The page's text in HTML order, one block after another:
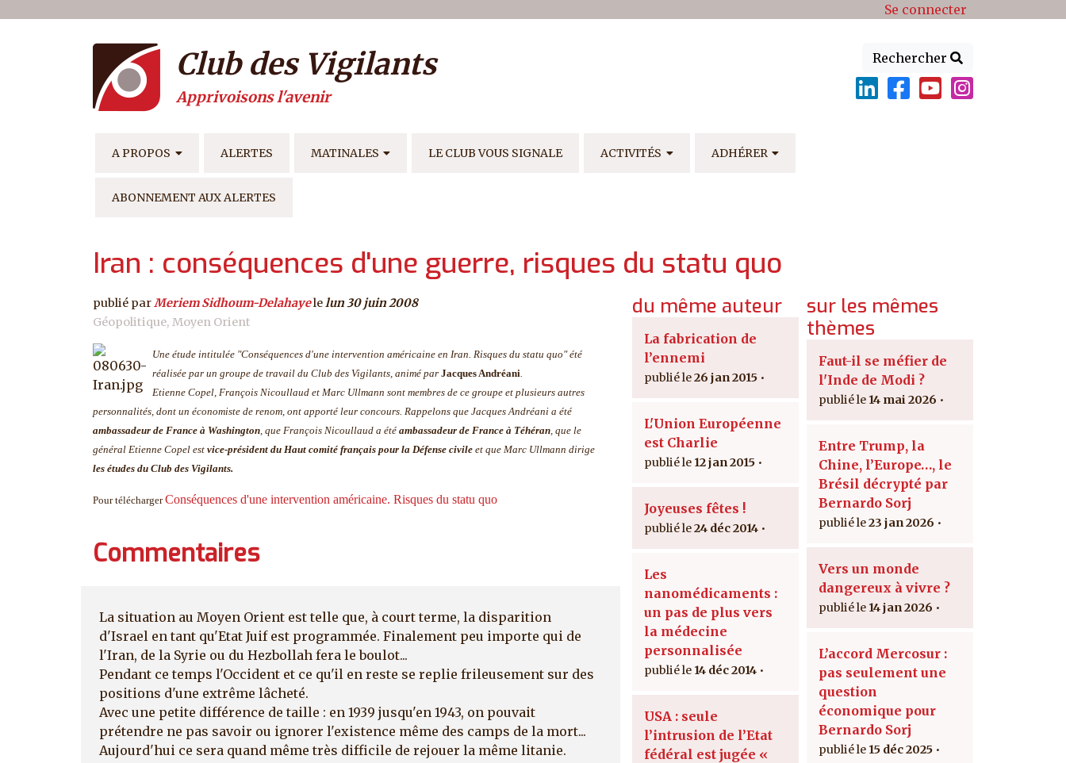
Menu du compte de l'utilisateur Se connecter
Rechercher
Club des Vigilants
Apprivoisons l'avenir
NAVIGATION PRINCIPALE
A PROPOS ALERTES MATINALES LE CLUB VOUS SIGNALE ACTIVITÉS ADHÉRER
ABONNEMENT AUX ALERTES
Iran : conséquences d'une guerre, risques du statu quo
publié par Meriem Sidhoum-Delahayele lun 30 juin 2008
Géopolitique Moyen Orient
Une étude intitulée "Conséquences d'une intervention américaine en Iran. Risques du statu quo" été
réalisée par un groupe de travail du Club des Vigilants, animé par Jacques Andréani
Etienne Copel, François Nicoullaud et Marc Ullmann sont membres de ce groupe et plusieurs autres
personnalités, dont un économiste de renom, ont apporté leur concours. Rappelons que Jacques Andréani a été
ambassadeur de France à Washington , que François Nicoullaud a été ambassadeur de France à Téhéran , que le
général Etienne Copel est vice-président du Haut comité français pour la Défense civile et que Marc Ullmann dirige
les études du Club des Vigilants.
Pour téléchargerConséquences d'une intervention américaine. Risques du statu quo
Commentaires
La situation au Moyen Orient est telle que, à court terme, la disparition
d'Israel en tant qu'Etat Juif est programmée. Finalement peu importe qui de
l'Iran, de la Syrie ou du Hezbollah fera le boulot...
Pendant ce temps l'Occident et ce qu'il en reste se replie frileusement sur des
positions d'une extrême lâcheté.
Avec une petite différence de taille : en 1939 jusqu'en 1943, on pouvait
prétendre ne pas savoir ou ignorer l'existence même des camps de la mort...
Aujourd'hui ce sera quand même très difficile de rejouer la même litanie.
du même auteur
La fabrication de
l’ennemi
26 jan 2015
L'Union Européenne
est Charlie
12 jan 2015
Joyeuses fêtes !
24 déc 2014
Les
nanomédicaments :
un pas de plus vers
la médecine
personnalisée
14 déc 2014
USA : seule
l’intrusion de l’Etat
fédéral est jugée «
sur les mêmes
thèmes
Faut-il se méfier de
l'Inde de Modi ?
14 mai 2026
Entre Trump, la
Chine, l’Europe…, le
Brésil décrypté par
Bernardo Sorj
23 jan 2026
Vers un monde
dangereux à vivre ?
14 jan 2026
L’accord Mercosur :
pas seulement une
question
économique pour
Bernardo Sorj
15 déc 2025